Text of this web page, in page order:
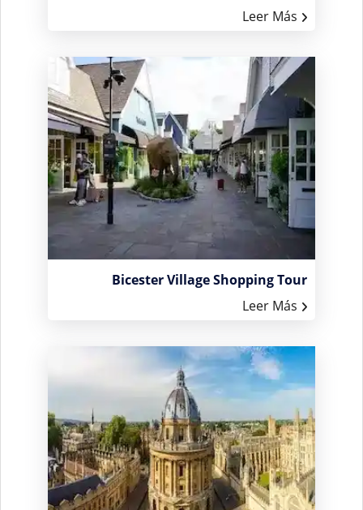
Leer Más
Bicester Village Shopping Tour
Leer Más